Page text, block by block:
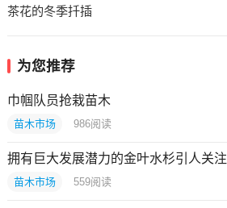
茶花的冬季扦插
为您推荐
巾帼队员抢栽苗木
苗木市场 986阅读
拥有巨大发展潜力的金叶水杉引人关注
苗木市场 559阅读